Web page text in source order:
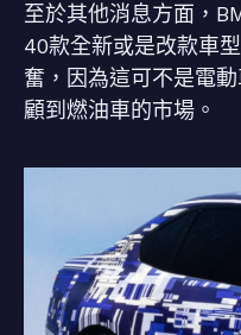
至於其他消息方面，
40款全新或是改款車
奮，因為這可不是電
顧到燃油車的市場。